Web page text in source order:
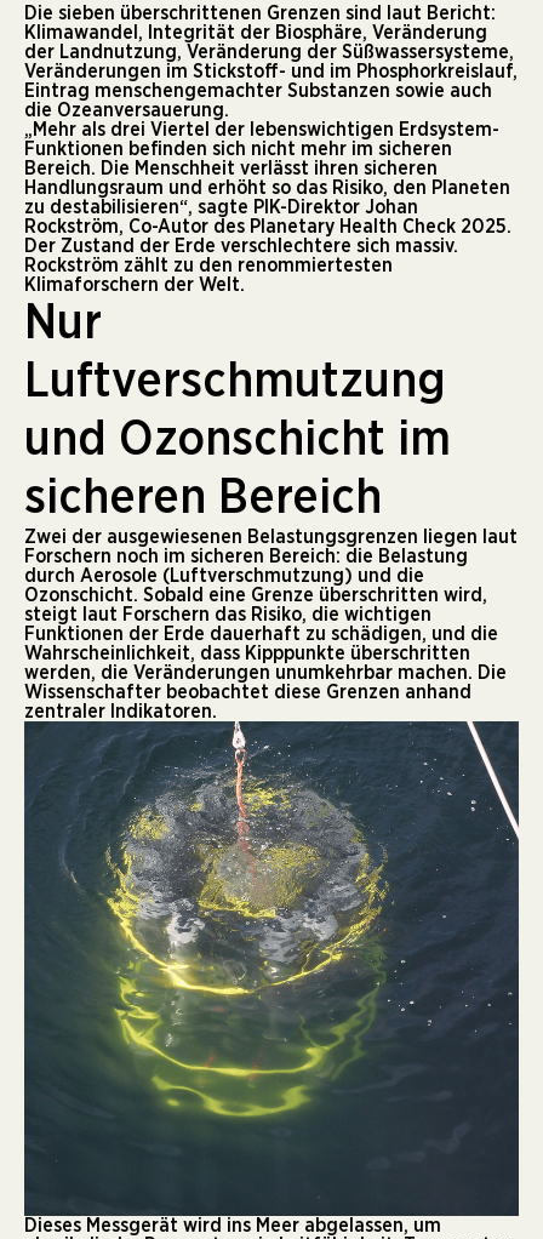
Die sieben überschrittenen Grenzen sind laut Bericht:
Klimawandel, Integrität der Biosphäre, Veränderung
der Landnutzung, Veränderung der Süßwassersysteme,
Veränderungen im Stickstoff- und im Phosphorkreislauf,
Eintrag menschengemachter Substanzen sowie auch
die Ozeanversauerung.
„Mehr als drei Viertel der lebenswichtigen Erdsystem-
Funktionen befinden sich nicht mehr im sicheren
Bereich. Die Menschheit verlässt ihren sicheren
Handlungsraum und erhöht so das Risiko, den Planeten
zu destabilisieren“, sagte PIK-Direktor Johan
Rockström, Co-Autor des Planetary Health Check 2025.
Der Zustand der Erde verschlechtere sich massiv.
Rockström zählt zu den renommiertesten
Klimaforschern der Welt.
Nur
Luftverschmutzung
und Ozonschicht im
sicheren Bereich
Zwei der ausgewiesenen Belastungsgrenzen liegen laut
Forschern noch im sicheren Bereich: die Belastung
durch Aerosole (Luftverschmutzung) und die
Ozonschicht. Sobald eine Grenze überschritten wird,
steigt laut Forschern das Risiko, die wichtigen
Funktionen der Erde dauerhaft zu schädigen, und die
Wahrscheinlichkeit, dass Kipppunkte überschritten
werden, die Veränderungen unumkehrbar machen. Die
Wissenschafter beobachtet diese Grenzen anhand
zentraler Indikatoren.
Dieses Messgerät wird ins Meer abgelassen, um